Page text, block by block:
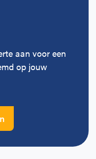
aan voor een
op jouw